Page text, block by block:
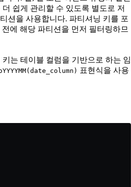
쉽게 관리할 수 있도록 별도로 저
션을 사용합니다. 파티셔닝 키를 포
에 해당 파티션을 먼저 필터링하므
는 테이블 컬럼을 기반으로 하는 임
표현식을 사용